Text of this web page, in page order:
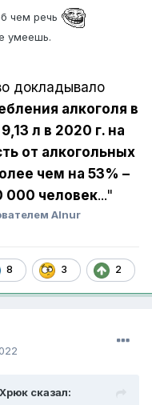
чем речь
умеешь.
докладывало
алкоголя в
л в 2020 г. на
от алкогольных
чем на 53% –
000 человек..."
Alnur
8 3 2
сказал: